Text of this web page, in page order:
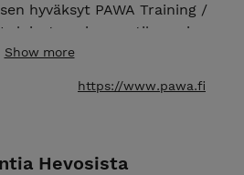
hyväksyt PAWA Training /
yleiset sopimus-, tilaus- ja
hyväksyn, että PAWA Training /
tai poistaa ne.
Show more
https://www.pawa.fi
Hevosista